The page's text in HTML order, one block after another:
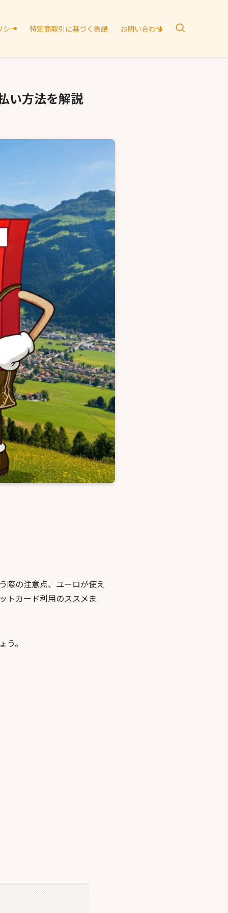
シー 特定商取引に基づく表記 お問い合わせ
い方法を解説
際の注意点、ユーロが使え
トカード利用のススメま
。